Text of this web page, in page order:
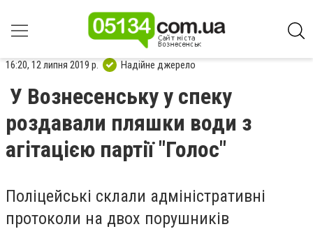
16:20, 12 липня 2019 р. Надійне джерело
У Вознесенську у спеку
роздавали пляшки води з
агітацією партії "Голос"
Поліцейські склали адміністративні
протоколи на двох порушників